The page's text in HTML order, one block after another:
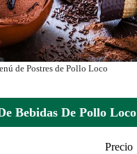
de Postres de Pollo Loco
Bebidas De Pollo Loco
Precio